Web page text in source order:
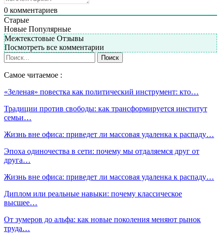
0 комментариев
Старые
Новые Популярные
Межтекстовые Отзывы
Посмотреть все комментарии
Самое читаемое :
«Зеленая» повестка как политический инструмент: кто…
Традиции против свободы: как трансформируется институт
семьи…
Жизнь вне офиса: приведет ли массовая удаленка к распаду…
Эпоха одиночества в сети: почему мы отдаляемся друг от
друга…
Жизнь вне офиса: приведет ли массовая удаленка к распаду…
Диплом или реальные навыки: почему классическое
высшее…
От зумеров до альфа: как новые поколения меняют рынок
труда…